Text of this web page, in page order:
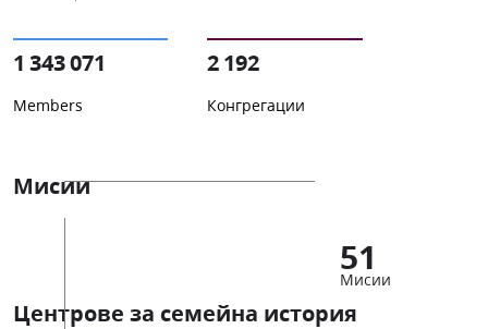
1 343 071
Members
2 192
Конгрегации
Мисии
51
Мисии
Центрове за семейна история